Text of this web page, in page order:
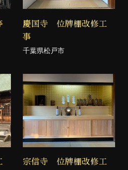
慶国寺 位牌棚改修工
事
千葉県松戸市
宗信寺 位牌棚改修工